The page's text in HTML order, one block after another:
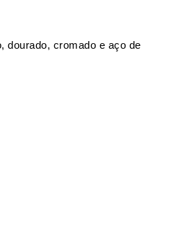
dourado, cromado e aço de